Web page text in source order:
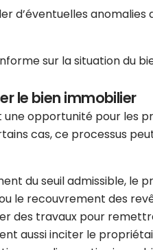
d’éventuelles
sur la situation du
le bien immobilier
opportunité pour les
cas, ce processus
du seuil admissible,
le recouvrement des
des travaux pour
aussi inciter le